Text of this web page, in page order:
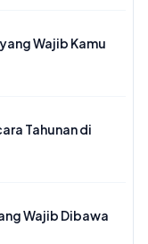
Wajib Kamu
Tahunan di
Wajib Dibawa